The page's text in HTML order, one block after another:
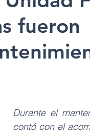
fueron
Durante el
contó con el